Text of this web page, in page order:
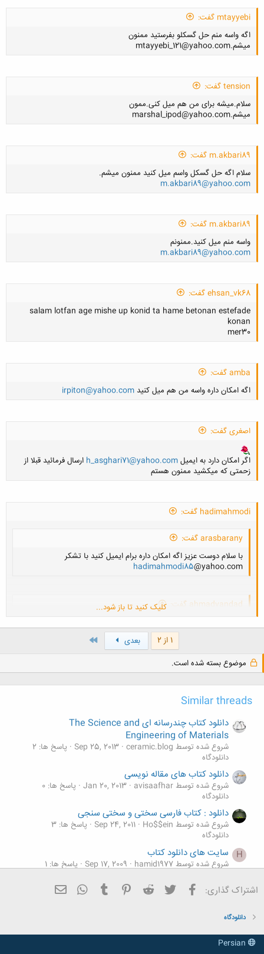
کلیک کنید تا باز شود...
mtayyebi گفت:
اگه واسه منم حل گسکلو بفرستید ممنون
میشم.mtayyebi_121@yahoo.com
کلیک کنید تا باز شود...
tension گفت:
سلام.میشه برای من هم میل کنی.ممون
میشم.marshal_ipod@yahoo.com
کلیک کنید تا باز شود...
m.akbari89 گفت:
سلام اگه حل گسكل واسم ميل كنيد ممنون ميشم.
m.akbari89@yahoo.com
کلیک کنید تا باز شود...
m.akbari89 گفت:
واسه منم ميل كنيد.ممنونم
m.akbari89@yahoo.com
ehsan_vk68 گفت:
salam lotfan age mishe up konid ta hame betonan estefade
konan
mer30
کلیک کنید تا باز شود...
amba گفت:
اگه امكان داره واسه من هم ميل كنيد irpiton@yahoo.com
کلیک کنید تا باز شود...
اصغری گفت:
اگر امکان دارد به ایمیلh_asghari71@yahoo.com ارسال فرمائید قبلا از
زحمتی که میکشید ممنون هستم
hadimahmodi گفت:
arasbarany گفت:
با سلام دوست عزيز اگه امكان داره برام ايميل كنيد با تشكر
hadimahmodi85@yahoo.com
کلیک کنید تا باز شود...
ahmadvandad گفت:
ahmadvandad@gmail.com
2636 گفت:
سلام اگه امکان داره واسه منم ارسال کنید خیلی نیاز دارم
(
asheghe.todoste@yahoo.com
2636 گفت:
ممنون میشم اگه زودتر بربم بفرستی
asheghe.todoste@yahoo.com
کلیک کنید تا باز شود...
2636 گفت:
بفرست عزیزم که خیلی نیاز دارم(asheghe.todoste@yahoo.com
کلیک کنید تا باز شود...
خیلی جالبه که دوستان قبل از بررسی و جستجو کردن همین طوری یه مطلبی
می زارن
اینجا
کلیک کنید تا باز شود...
1 از 2 بعدی
موضوع بسته شده است.
Similar threads
دانلود کتاب چندرسانه ای The Science and
Engineering of Materials
شروع شده توسط ceramic.blog Sep 25, 2013 پاسخ ها: 2
دانلودگاه
دانلود کتاب های مقاله نویسی
شروع شده توسط avisaafhar Jan 20, 2013 پاسخ ها: 0
دانلودگاه
دانلود : کتاب فارسی سختی و سختی سنجی
شروع شده توسط Ho$$ein Sep 24, 2011 پاسخ ها: 3
دانلودگاه
H سایت های دانلود کتاب
شروع شده توسط hamid1977 Sep 17, 2009 پاسخ ها: 1
دانلود کتاب اصول متالورژی Fundamentals of
شروع شده توسط متالیک
اشتراک گذاری: فیسبوک تویتر Reddit
Pinterest
Tumblr
WhatsApp
دانلودگاه